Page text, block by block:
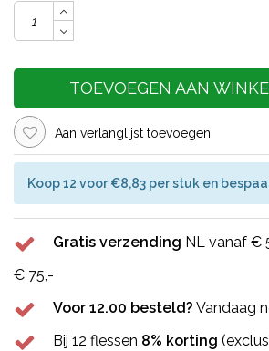
TOEVOEGEN AAN
Aan verlanglijst toevoegen
Koop 12 voor €8,83 per stuk en
Gratis verzending NL vanaf €
€ 75,-
Voor 12.00 besteld? Vandaag
Bij 12 flessen 8% korting